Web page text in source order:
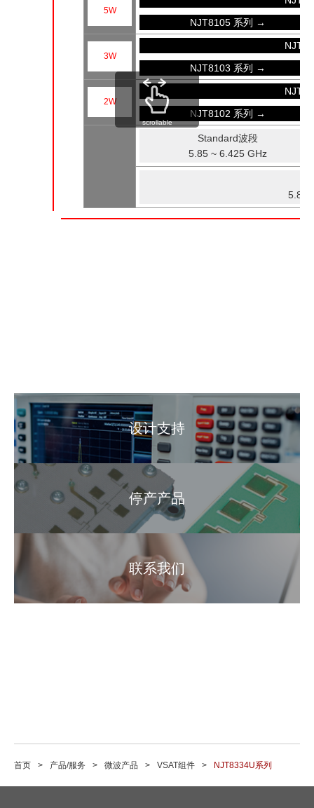
5W
NJT8105 系列 →
3W
NJT8103 系列 →
2W
NJT8102 系列 →
Standard波段
5.85 ~ 6.425 GHz
5.85
scrollable
设计支持
停产产品
联系我们
首页 产品/服务 微波产品 VSAT组件 NJT8334U系列